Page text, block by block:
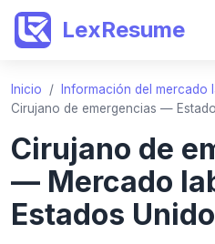
LexResume
Inicio / Información del mercado
Cirujano de emergencias —
Cirujano de
— Mercado
Estados